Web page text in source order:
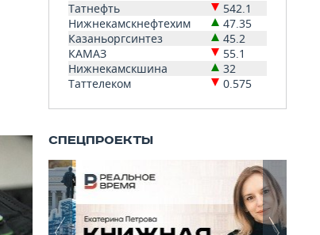
Татнефть
542.1
Нижнекамскнефтехим
47.35
Казаньоргсинтез
45.2
КАМАЗ
55.1
Нижнекамскшина
32
Таттелеком
0.575